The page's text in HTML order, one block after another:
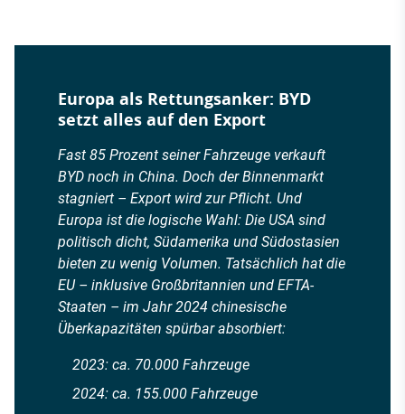
Europa als Rettungsanker: BYD
setzt alles auf den Export
Fast 85 Prozent seiner Fahrzeuge verkauft
BYD noch in China. Doch der Binnenmarkt
stagniert – Export wird zur Pflicht. Und
Europa ist die logische Wahl: Die USA sind
politisch dicht, Südamerika und Südostasien
bieten zu wenig Volumen. Tatsächlich hat die
EU – inklusive Großbritannien und EFTA-
Staaten – im Jahr 2024 chinesische
Überkapazitäten spürbar absorbiert:
2023: ca. 70.000 Fahrzeuge
2024: ca. 155.000 Fahrzeuge